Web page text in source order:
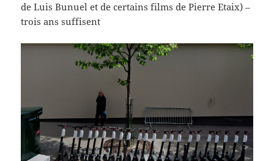
de Luis Bunuel et de certains films de Pierre Etaix) –
trois ans suffisent